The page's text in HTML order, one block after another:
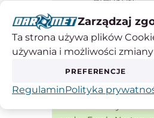
Charakterystyka
Kod produktu
W 1873 roku Sven
wówczas na rynku.
Zarządzaj
Ta strona używa plików
używania i możliwości
PREFERENCJE
RegulaminPolityka